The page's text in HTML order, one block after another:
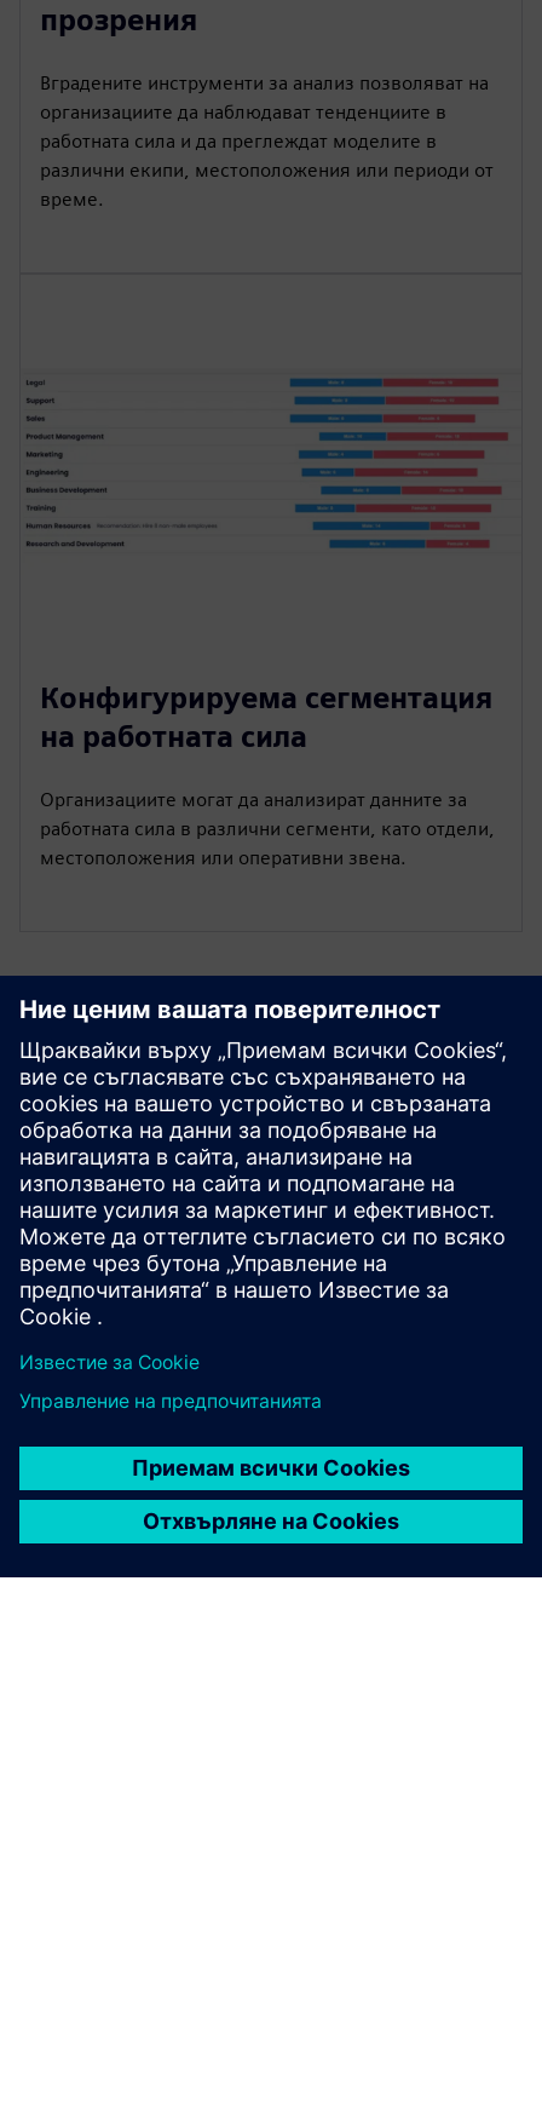
прозрения
Вградените инструменти за анализ позволяват на
организациите да наблюдават тенденциите в
работната сила и да преглеждат моделите в
различни екипи, местоположения или периоди от
време.
Конфигурируема сегментация
на работната сила
Организациите могат да анализират данните за
работната сила в различни сегменти, като отдели,
местоположения или оперативни звена.
Разгледайте ресурси и
свързани продукти
Допълнителна информация и
ресурси
Начална страница на Sustaira